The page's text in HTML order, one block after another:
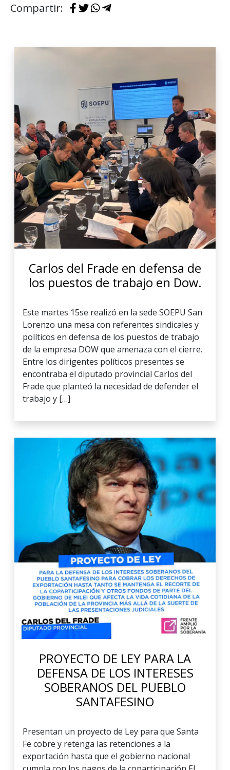
Compartir:
Carlos del Frade en defensa de
los puestos de trabajo en Dow.
Este martes 15se realizó en la sede SOEPU San
Lorenzo una mesa con referentes sindicales y
políticos en defensa de los puestos de trabajo
de la empresa DOW que amenaza con el cierre.
Entre los dirigentes políticos presentes se
encontraba el diputado provincial Carlos del
Frade que planteó la necesidad de defender el
trabajo y […]
PROYECTO DE LEY PARA LA
DEFENSA DE LOS INTERESES
SOBERANOS DEL PUEBLO
SANTAFESINO
Presentan un proyecto de Ley para que Santa
Fe cobre y retenga las retenciones a la
exportación hasta que el gobierno nacional